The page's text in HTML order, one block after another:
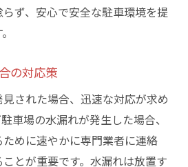
ず、安心で安全な駐車環境を提
の対応策
された場合、迅速な対応が求め
車場の水漏れが発生した場合、
めに速やかに専門業者に連絡
とが重要です。水漏れは放置す